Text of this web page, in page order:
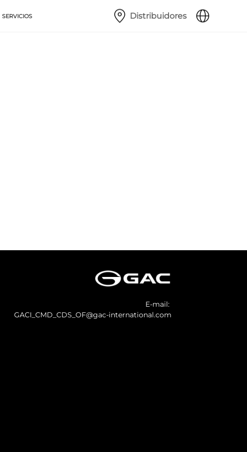
SERVICIOS Distribuidores
E-mail:
GACI_CMD_CDS_OF@gac-international.com